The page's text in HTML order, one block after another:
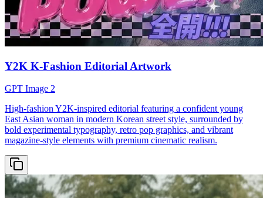
Y2K K-Fashion Editorial Artwork
GPT Image 2
High-fashion Y2K-inspired editorial featuring a confident young
East Asian woman in modern Korean street style, surrounded by
bold experimental typography, retro pop graphics, and vibrant
magazine-style elements with premium cinematic realism.